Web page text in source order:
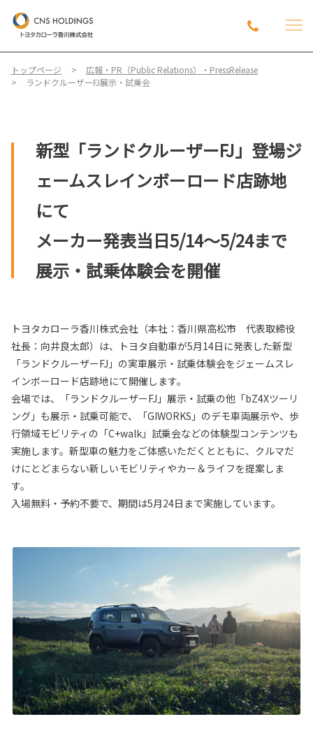
トップページ
広報・PR（Public Relations）・PressRelease
ランドクルーザーFJ展示・試乗会
新型「ランドクルーザーFJ 」登場ジ
ェームスレインボーロード店跡地
にて
メーカー発表当日5/14～5/24まで
展示・試乗体験会を開催
トヨタカローラ香川株式会社（本社：香川県高松市 代表取締役
社長：向井良太郎）は、トヨタ自動車が5月14日に発表した新型
「ランドクルーザーFJ」の実車展示・試乗体験会をジェームスレ
インボーロード店跡地にて開催します。
会場では、「ランドクルーザーFJ 」展示・試乗の他 「bZ4Xツーリ
ング」も展示・試乗可能で、
「GIWORKS」のデモ車両展示や、歩
行領域モビリティの「C+walk」試乗会などの体験型コンテンツも
実施します。新型車の魅力をご体感いただくとともに、クルマだ
けにとどまらない新しいモビリティやカー＆ライフを提案しま
す。
入場無料・予約不要で、期間は5月24日まで実施しています。